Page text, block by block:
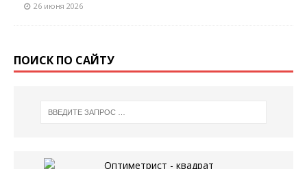
26 июня 2026
ПОИСК ПО САЙТУ